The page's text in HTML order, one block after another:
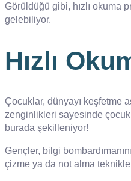
Görüldüğü gibi, hızlı okuma
gelebiliyor.
Hızlı
Çocuklar, dünyayı keşfetme
zenginlikleri sayesinde
burada şekilleniyor!
Gençler, bilgi
çizme ya da not alma